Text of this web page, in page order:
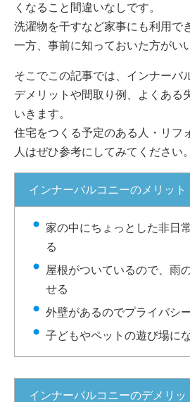
くなること間違いなしです。
洗濯物を干すなど家事にも利用で
一方、事前に知っておいた方がい
そこでこの記事では、インナーバ
デメリットや間取り例、よくある
いきます。
住宅をつくる予定のある人・リフ
人はぜひ参考にしてみてください。
インナーバルコニーのメリット
家の中にちょっとした非日
る
屋根がついているので、雨
せる
外壁があるのでプライバシ
子どもやペットの遊び場に
インナーバルコニーのデメリッ